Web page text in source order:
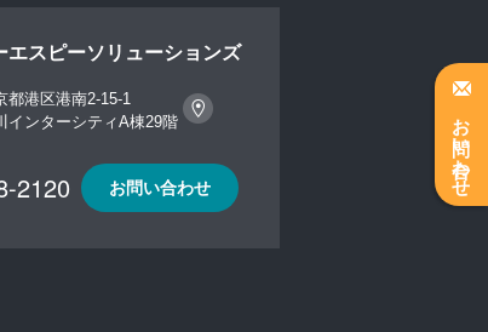
お問い合わせ
エスピーソリューションズ
都港区港南2-15-1
インターシティA棟29階
2120 お問い合わせ